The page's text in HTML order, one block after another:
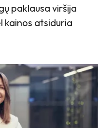
paklausa viršija
kainos atsiduria